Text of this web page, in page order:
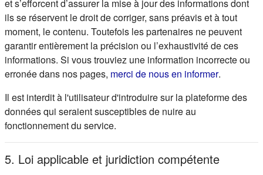
et s’efforcent d’assurer la mise à jour des informations dont
ils se réservent le droit de corriger, sans préavis et à tout
moment, le contenu. Toutefois les partenaires ne peuvent
garantir entièrement la précision ou l’exhaustivité de ces
informations. Si vous trouviez une information incorrecte ou
erronée dans nos pages, merci de nous en informer(s'ouvre
.
Il est interdit à l'utilisateur d'introduire sur la plateforme des
données qui seraient susceptibles de nuire au
fonctionnement du service.
5. Loi applicable et juridiction compétente